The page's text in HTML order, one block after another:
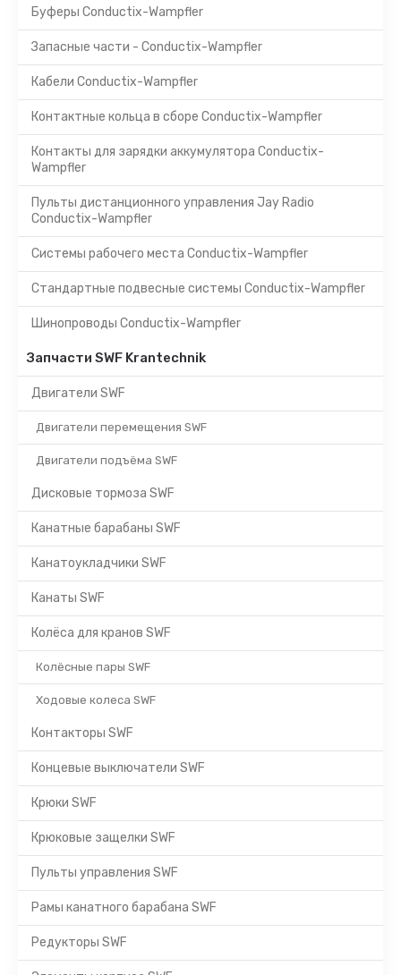
Буферы Conductix-Wampfler
Запасные части - Conductix-Wampfler
Кабели Conductix-Wampfler
Контактные кольца в сборе Conductix-Wampfler
Контакты для зарядки аккумулятора Conductix-
Wampfler
Пульты дистанционного управления Jay Radio
Conductix-Wampfler
Системы рабочего места Conductix-Wampfler
Стандартные подвесные системы Conductix-Wampfler
Шинопроводы Conductix-Wampfler
Запчасти SWF Krantechnik
Двигатели SWF
Двигатели перемещения SWF
Двигатели подъёма SWF
Дисковые тормоза SWF
Канатные барабаны SWF
Канатоукладчики SWF
Канаты SWF
Колёса для кранов SWF
Колёсные пары SWF
Ходовые колеса SWF
Контакторы SWF
Концевые выключатели SWF
Крюки SWF
Крюковые защелки SWF
Пульты управления SWF
Рамы канатного барабана SWF
Редукторы SWF